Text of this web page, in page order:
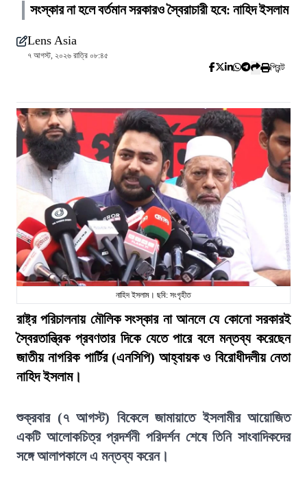
সংস্কার না হলে বর্তমান সরকারও স্বৈরাচারী হবে: নাহিদ ইসলাম
Lens Asia
৭ আগস্ট, ২০২৬ রাত্রি ০৮:৪৫
প্রিন্ট
নাহিদ ইসলাম। ছবি: সংগৃহীত
রাষ্ট্র পরিচালনায় মৌলিক সংস্কার না আনলে যে কোনো সরকারই
স্বৈরতান্ত্রিক প্রবণতার দিকে যেতে পারে বলে মন্তব্য করেছেন
জাতীয় নাগরিক পার্টির (এনসিপি) আহ্বায়ক ও বিরোধীদলীয় নেতা
নাহিদ ইসলাম।
শুক্রবার (৭ আগস্ট) বিকেলে জামায়াতে ইসলামীর আয়োজিত
একটি আলোকচিত্র প্রদর্শনী পরিদর্শন শেষে তিনি সাংবাদিকদের
সঙ্গে আলাপকালে এ মন্তব্য করেন।